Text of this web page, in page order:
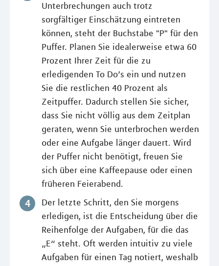
Unterbrechungen auch trotz
sorgfältiger Einschätzung eintreten
können, steht der Buchstabe "P" für den
Puffer. Planen Sie idealerweise etwa 60
Prozent Ihrer Zeit für die zu
erledigenden To Do’s ein und nutzen
Sie die restlichen 40 Prozent als
Zeitpuffer. Dadurch stellen Sie sicher,
dass Sie nicht völlig aus dem Zeitplan
geraten, wenn Sie unterbrochen werden
oder eine Aufgabe länger dauert. Wird
der Puffer nicht benötigt, freuen Sie
sich über eine Kaffeepause oder einen
früheren Feierabend.
Der letzte Schritt, den Sie morgens
erledigen, ist die Entscheidung über die
Reihenfolge der Aufgaben, für die das
„E“ steht. Oft werden intuitiv zu viele
Aufgaben für einen Tag notiert, weshalb